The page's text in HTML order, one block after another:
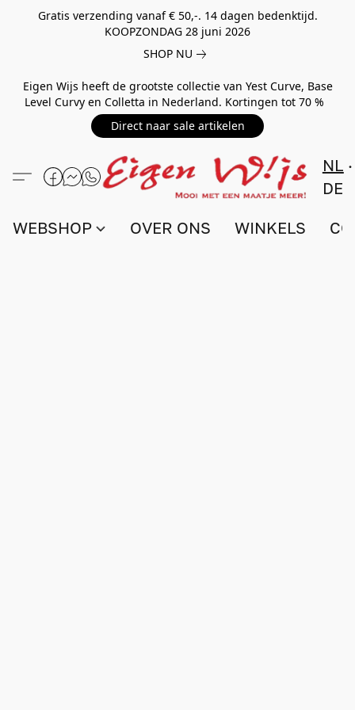
Gratis verzending vanaf € 50,-. 14 dagen bedenktijd.
KOOPZONDAG 28 juni 2026
SHOP NU
Eigen Wijs heeft de grootste collectie van Yest Curve, Base
Level Curvy en Colletta in Nederland. Kortingen tot 70 %
Direct naar sale artikelen
NL
DE
WEBSHOP OVER ONS WINKELS